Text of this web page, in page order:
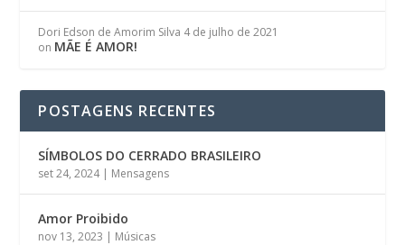
Dori Edson de Amorim Silva 4 de julho de 2021
on MÃE É AMOR!
POSTAGENS RECENTES
SÍMBOLOS DO CERRADO BRASILEIRO
set 24, 2024| Mensagens
Amor Proibido
nov 13, 2023 | Músicas